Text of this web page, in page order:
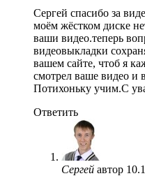
Сергей спасибо за
моём жёстком диске
ваши видео.теперь
видеовыкладки
вашем сайте, чтоб я
смотрел ваше видео и
Потихоньку учим.С
Ответить
Сергей автор